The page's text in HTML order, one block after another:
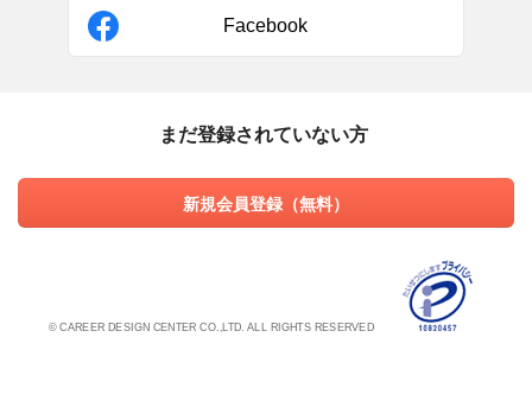
Facebook
まだ登録されていない方
新規会員登録（無料）
© CAREER DESIGN CENTER CO.,LTD. ALL RIGHTS RESERVED